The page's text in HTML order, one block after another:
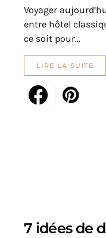
Voyager
entre hôtel
ce soit pour…
LIRE LA SUITE
7 idées de